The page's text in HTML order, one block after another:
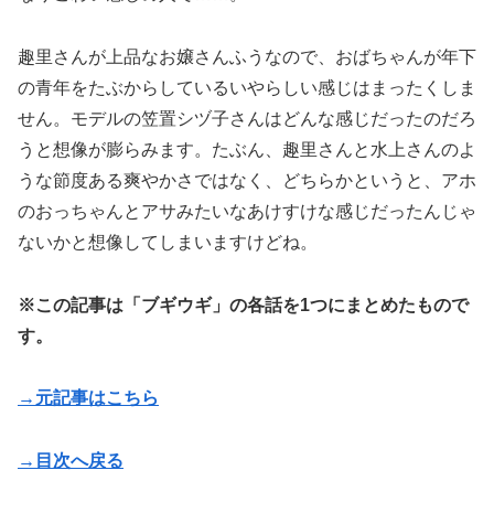
趣里さんが上品なお嬢さんふうなので、おばちゃんが年下
の青年をたぶからしているいやらしい感じはまったくしま
せん。モデルの笠置シヅ子さんはどんな感じだったのだろ
うと想像が膨らみます。たぶん、趣里さんと水上さんのよ
うな節度ある爽やかさではなく、どちらかというと、アホ
のおっちゃんとアサみたいなあけすけな感じだったんじゃ
ないかと想像してしまいますけどね。
※この記事は「ブギウギ」の各話を1つにまとめたもので
す。
→元記事はこちら
→目次へ戻る